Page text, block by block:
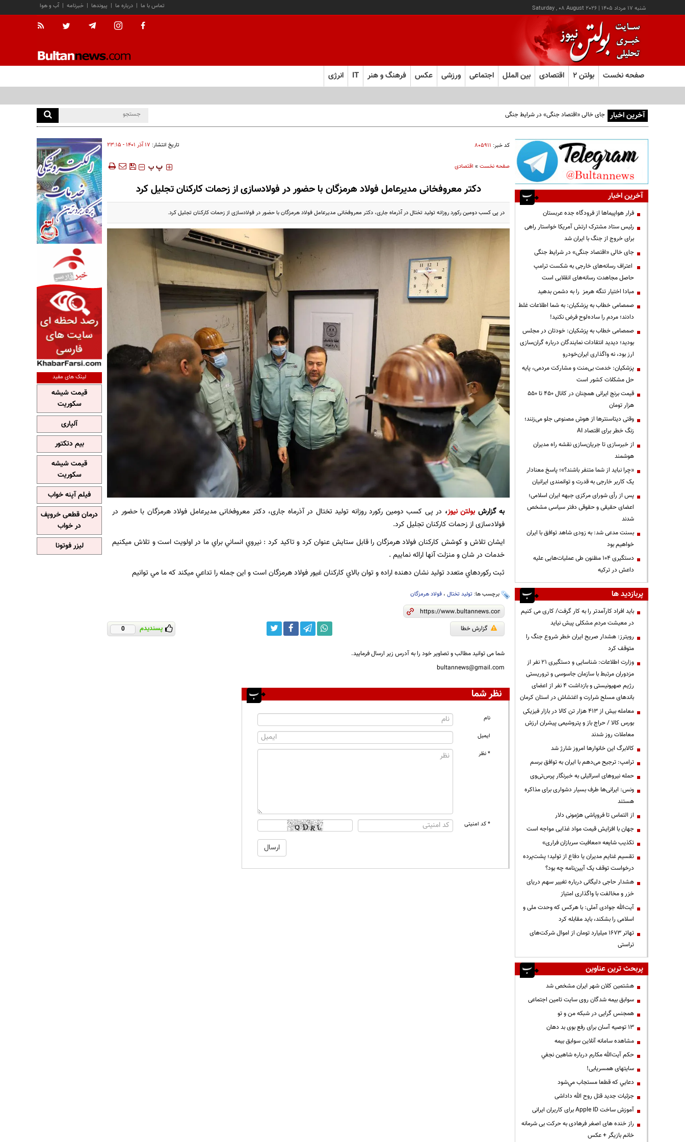
شنبه ۱۷ مرداد ۱۴۰۵ |
Saturday , 08 August 2026 آب و هوا | خبرنامه | پیوندها | درباره ما | تماس با ما
صفحه نخست بولتن ۲ اقتصادی بین الملل اجتماعی ورزشی عکس فرهنگ و هنر IT انرژی
آخرین اخبار جای خالی «اقتصاد جنگی» در شرایط جنگی
کد خبر: ۸۰۵۹۱۱ تاریخ انتشار: ۱۷ آذر ۱۴۰۱ - ۲۳:۱۵
صفحه نخست» اقتصادی ‍‍‍ پ پ
دکتر معروفخانی مدیرعامل فولاد هرمزگان با حضور در فولادسازی از زحمات کارکنان تجلیل کرد
در پی کسب دومین رکورد روزانه تولید تختال در آذرماه جاری، دکتر معروفخانی مدیرعامل فولاد هرمزگان با حضور در فولادسازی از زحمات کارکنان تجلیل کرد.
به گزارش بولتن نیوز، در پی کسب دومین رکورد روزانه تولید تختال در آذرماه جاری، دکتر معروفخانی مدیرعامل فولاد هرمزگان با حضور در
فولادسازی از زحمات کارکنان تجلیل کرد.
ايشان تلاش و كوشش كاركنان فولاد هرمزگان را قابل ستايش عنوان كرد و تاكيد كرد : نيروي انساني براي ما در اولويت است و تلاش ميكنيم
خدمات در شان و منزلت آنها ارائه نماييم .
ثبت ركوردهاي متعدد توليد نشان دهنده اراده و توان بالاي كاركنان غيور فولاد هرمزگان است و اين جمله را تداعي ميكند كه ما مي توانيم
برچسب ها: تولید تختال، فولاد هرمزگان
گزارش خطا پسندیدم 0
شما می توانید مطالب و تصاویر خود را به آدرس زیر ارسال فرمایید.
bultannews@gmail.com
نظر شما
نام
ایمیل
* نظر
* کد امنیتی
آخرین اخبار
فرار هواپیماها از فرودگاه جده عربستان
رئیس ستاد مشترک ارتش آمریکا خواستار راهی
برای خروج از جنگ با ایران شد
جای خالی «اقتصاد جنگی» در شرایط جنگی
اعتراف رسانه‌های خارجی به شکست ترامپ
حاصل مجاهدت رسانه‌های انقلابی است
مبادا اختیار تنگه هرمز را به دشمن بدهید
صمصامی خطاب به پزشکیان: به شما اطلاعات غلط
دادند؛ مردم را ساده‌لوح فرض نکنید!
صمصامی خطاب به پزشکیان: خودتان در مجلس
بودید؛ دیدید انتقادات نمایندگان درباره گران‌سازی
ارز بود، نه واگذاری ایران‌خودرو
پزشکیان: خدمت بی‌منت و مشارکت مردمی، پایه
حل مشکلات کشور است
قیمت‌ برنج ایرانی همچنان در کانال ۴۵۰ تا ۵۵۰
هزار تومان
وقتی دیتاسنترها از هوش مصنوعی جلو می‌زنند؛
زنگ خطر برای اقتصاد AI
از خبرسازی تا جریان‌سازی نقشه راه مدیران
هوشمند
«چرا نباید از شما متنفر باشند؟»؛ پاسخ معنادار
یک کاربر خارجی به قدرت و توانمندی ایرانیان
پس از رأی شورای مرکزی جبهه ایران اسلامی؛
اعضای حقیقی و حقوقی دفتر سیاسی مشخص
شدند
بسنت مدعی شد: به زودی شاهد توافق با ایران
خواهیم بود
دستگیری ۱۰۴ مظنون طی عملیات‌هایی علیه
داعش در ترکیه
پربازدید ها
باید افراد کارآمدتر را به کار گرفت/ کاری می کنیم
در معیشت مردم مشکلی پیش نیاید
رویترز: هشدار صریح ایران خطر شروع جنگ را
متوقف کرد
وزارت اطلاعات: شناسایی و دستگیری ۲۱ نفر از
مزدوران مرتبط با سازمان جاسوسی و تروریستی
رژیم صهیونیستی و بازداشت ۴ نفر از اعضای
باندهای مسلح شرارت و اغتشاش در استان کرمان
معامله بیش از ۴۱۳ هزار تن کالا در بازار فیزیکی
بورس کالا / حراج باز و پتروشیمی پیشران ارزش
معاملات روز شدند
کالابرگ این خانوارها امروز شارژ شد
ترامپ: ترجیح می‌دهم با ایران به توافق برسم
حمله نیروهای اسرائیلی به خبرنگار پرس‌تی‌وی
ونس: ایرانی‌ها طرف بسیار دشواری برای مذاکره
هستند
از التماس تا فروپاشی هژمونی دلار
جهان با افزایش قیمت مواد غذایی مواجه است
تکذیب شایعه «معافیت سربازان فراری»
تقسیم غنایم مدیران یا دفاع از تولید؛ پشت‌پرده
درخواست توقف یک آیین‌نامه چه بود؟
هشدار حاجی دلیگانی درباره تغییر سهم دریای
خزر و مخالفت با واگذاری امتیاز
آیت‌الله جوادی آملی: با هرکس که وحدت ملی و
اسلامی را بشکند، باید مقابله کرد
تهاتر ۱۶۷۳ میلیارد تومان از اموال شرکت‌های
تراستی
پربحث ترین عناوین
هشتمین کلان شهر ایران مشخص شد
سوابق بیمه شدگان روی سایت تامین اجتماعی
همجنس گرایی در شبکه من و تو
13 توصیه آسان برای رفع بوی بد دهان
مشاهده سامانه آنلاين سوابق بیمه
حكم آيت‌الله مكارم درباره شاهين نجفي
سایتهای همسریابی!
دعايي كه قطعا مستجاب مي‌شود
جزئیات جدید قتل روح الله داداشی
آموزش ساخت Apple ID برای کاربران ایرانی
راز خنده های اصغر فرهادی به حرکت بی شرمانه
خانم بازیگر + عکس
لینک های مفید
قیمت شیشه
سکوریت
آلپاری
بیم دتکتور
قیمت شیشه
سکوریت
فیلم آپنه خواب
درمان قطعی خروپف
در خواب
لیزر فوتونا